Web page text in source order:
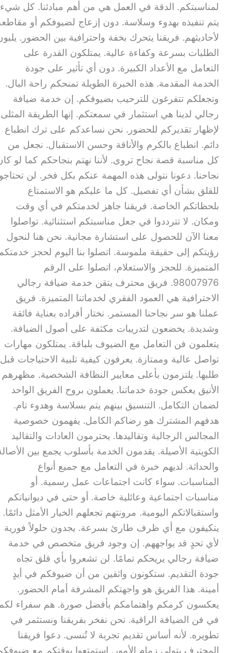
لمناسبتكم. الدقة في العمل هي من أهم مبادئنا. كل شيء
يتم تنفيذه بهدوء وسلاسة. دون إزعاج لضيوفكم أو
لأحاديثهم. فريقنا يتحرك بخفة واحترافية بين الحضور.
الطلبات بسرعة وكفاءة عالية. يمتلكون القدرة على
التعامل مع الأعداد الكبيرة. دون أي تأثير على جودة
الخدمة المقدمة. هذه الخبرة الطويلة تمنحكم راحة البال.
وتجعلكم تتفرغون للترحيب بضيوفكم. إن خدمة ضيافة
رجالي لدينا هي استثمار في سمعتكم. إنها الطريقة المثلى
لإظهار تقديركم للحضور. نحن نساعدكم على ترك انطباع
دائم. انطباع بالكرم والأناقة وحسن الاستقبال. نجعل من
كل مناسبة قصة نجاح تروى. لأننا نهتم بنجاحكم كما لو
نجاحنا. دعونا نتولى هذه المهمة عنكم بكل فخر. لن
للقلق بشأن أي تفصيل. كل ما عليكم هو الاستمتاع
بلحظاتكم الخاصة. فريقنا جاهز لخدمتكم في أي وقت
ومكان. لا تترددوا في جعل مناسبتكم استثنائية. تواصلوا
معنا الآن للحصول على استشارة مجانية. نحن هنا لنحول
رؤيتكم إلى حقيقة ملموسة. اتصلوا بنا اليوم لحجز
المتميزة. للحجز والاستعلام، اتصلوا على الرقم
98007976. فريق محترف يتقن خدمة ضيافة رجالي
الاحترافية هي العمود الفقري لخدماتنا المتميزة. فريق
عملنا هو سر نجاحنا المستمر. نختار أفراده بعناية فائقة
وشديدة. يخضعون لتدريبات مكثفة على أصول الضيافة.
يتعلمون فن التعامل مع الضيوف بلباقة. يمتلكون مهارات
تواصل عالية وممتازة. يعرفون كيفية تلبية الاحتياجات قبل
طلبها. يلتزمون بأعلى معايير النظافة الشخصية. مظهرهم
الأنيق يعكس جودة خدماتنا. يعملون بروح الفريق الواحد
لضمان التكامل. التنسيق بينهم يتم بسلاسة وهدوء تام.
هدفهم المشترك هو رضاكم الكامل. يفهمون خصوصية
المجالس الرجالية وتقاليدها. يحترمون العادات والتقاليد
الكويتية الأصيلة. يقدمون الخدمة بأسلوب يجمع بين
والحداثة. لديهم خبرة في التعامل مع جميع أنواع
المناسبات. سواء كانت اجتماعات عمل رسمية. أو
مناسبات اجتماعية وعائلية خاصة. أو حتى في ديوانياتكم
واستقبالاتكم اليومية. مرونتهم تجعلهم الخيار الأمثل دائمًا.
يتكيفون مع أي ظرف طارئ بسرعة. يجدون حلولاً فورية
لأي تحدٍ قد يواجههم. إن وجود فريق متخصص في خدمة
ضيافة رجالي يريحكم تمامًا. لن تشعروا بأي قلق تجاه
جودة التقديم. ستكونون واثقين من أن ضيوفكم في أيدٍ
أمينة. هذا الفريق هو واجهتكم المشرفة أمام الحضور.
يعكسون كرمكم واهتمامكم بأفضل صورة. هم سفراء
في فن الضيافة الراقية. نحن نفخر بفريقنا ونستثمر في
تطويره. لأنه أساس تقديم تجربة لا تُنسى. دعوا فريقنا
المحترف يتولى زمام الأمور. استمتعوا بوقتكم مع